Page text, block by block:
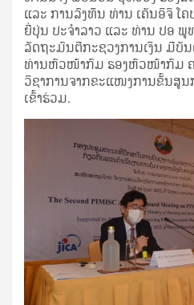
ແລະ ການລົງທຶນ ທ່ານ ເຄັນອິຈິ ໂ
ຍີ່ປຸ່ນ ປະຈໍາລາວ ແລະ ທ່ານ ປອ ພູ
ລັດຖະມົນຕີກະຊວງການເງິນ ມີບັ
ທ່ານຫົວໜ້າກົມ ຮອງຫົວໜ້າກົມ
ວິຊາການຈາກຂະແໜງການຂັ້ນສູນ
ເຂົ້າຮ່ວມ.